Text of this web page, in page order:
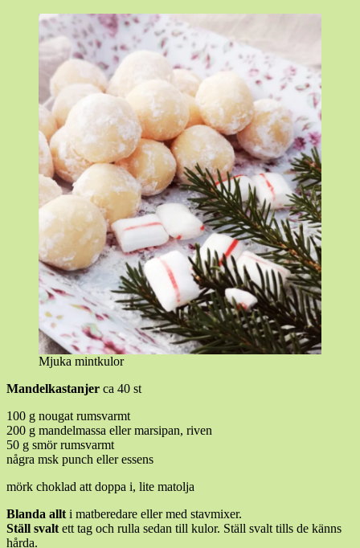
Mjuka mintkulor
Mandelkastanjer ca 40 st
100 g nougat rumsvarmt
200 g mandelmassa eller marsipan, riven
50 g smör rumsvarmt
några msk punch eller essens
mörk choklad att doppa i, lite matolja
Blanda allt i matberedare eller med stavmixer.
Ställ svalt ett tag och rulla sedan till kulor. Ställ svalt tills de känns
hårda.